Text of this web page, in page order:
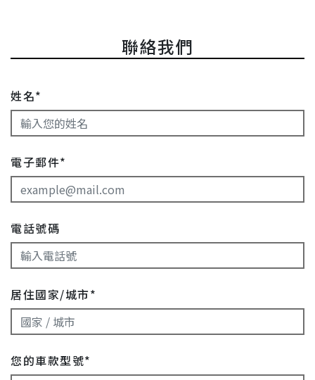
聯絡我們
姓名*
電子郵件*
電話號碼
居住國家/城市*
您的車款型號*